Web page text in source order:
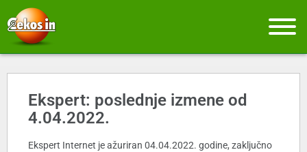
Ekspert: poslednje izmene od
4.04.2022.
Ekspert Internet je ažuriran 04.04.2022. godine, zaključno